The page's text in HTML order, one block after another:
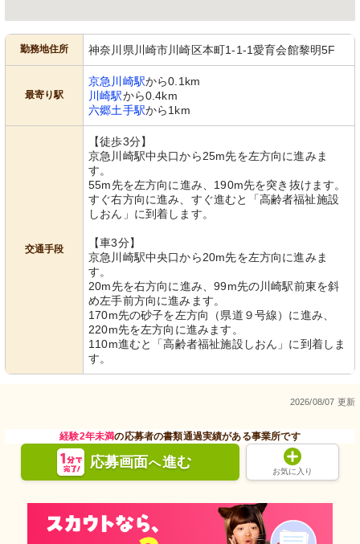
勤務地住所 神奈川県川崎市川崎区本町1-1-1愛育会館黎明5F
最寄り駅
京急川崎駅から0.1km
川崎駅から0.4km
六郷土手駅から1km
交通手段
【徒歩3分】
京急川崎駅中央口から25m先を左方向に進みま
す。
55m先を左方向に進み、190m先を突き抜けます。
すぐ右方向に進み、すぐ進むと「高齢者福祉施設
しおん」に到着します。
【車3分】
京急川崎駅中央口から20m先を左方向に進みま
す。
20m先を右方向に進み、99m先の川崎駅前東を斜
め左手前方向に進みます。
170m先の砂子を左方向（県道９号線）に進み、
220m先を左方向に進みます。
110m進むと「高齢者福祉施設しおん」に到着しま
す。
2026/08/07 更新
経験2年未満の応募者の書類通過実績がある事業所です
応募画面へ進む
お気に入り